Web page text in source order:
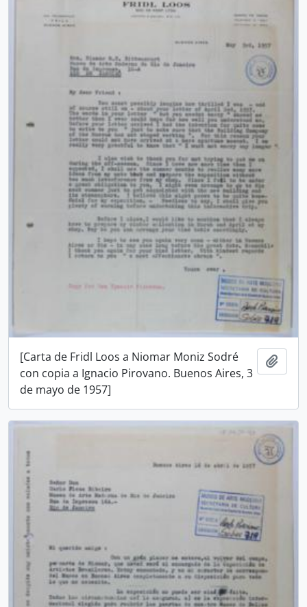
[Carta de Fridl Loos a Niomar Moniz Sodré
con copia a Ignacio Pirovano. Buenos Aires, 3
de mayo de 1957]